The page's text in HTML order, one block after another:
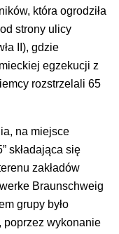
która ogrodziła
strony ulicy
II), gdzie
egzekucji z
rozstrzelali 65
na miejsce
składająca się
zakładów
Braunschweig
grupy było
poprzez wykonanie